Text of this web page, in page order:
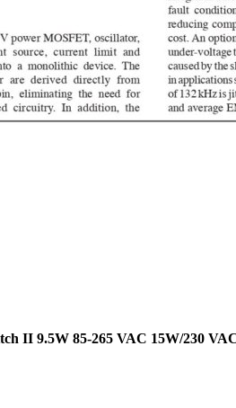
II 9.5W 85-265 VAC 15W/230